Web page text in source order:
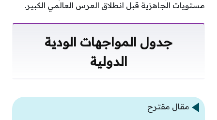
مستويات الجاهزية قبل انطلاق العرس العالمي الكبير.
جدول المواجهات الودية
الدولية
مقال مقترح